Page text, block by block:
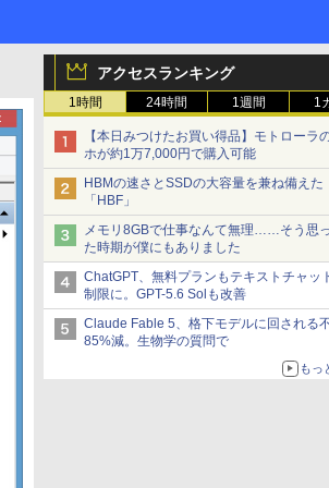
アクセスランキング
1時間 24時間 1週間 1
【本日みつけたお買い得品】モトローラ
ホが約1万7,000円で購入可能
HBMの速さとSSDの大容量を兼ね備えた
「HBF」
メモリ8GBで仕事なんて無理……そう思
た時期が僕にもありました
ChatGPT、無料プランもテキストチャッ
制限に。GPT-5.6 Solも改善
Claude Fable 5、格下モデルに回される
85%減。生物学の質問で
もっ